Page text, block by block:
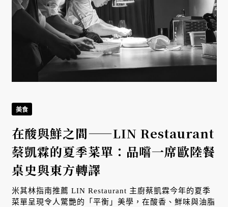
美食
在酸與鮮之間——LIN Restaurant
蔡凱霖的夏季菜單：品嚐一席歐陸餐
桌史與東方轉譯
米其林指南推薦 LIN Restaurant 主廚蔡凱霖今年的夏季
菜單呈現令人驚艷的「平衡」美學，在酸香、鮮味與油脂